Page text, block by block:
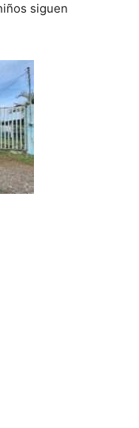
siguen